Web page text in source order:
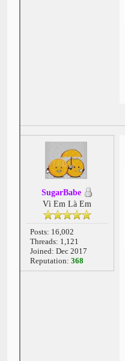
SugarBabe
Vì Em Là Em
Posts: 16,002
Threads: 1,121
Joined: Dec 2017
Reputation: 368